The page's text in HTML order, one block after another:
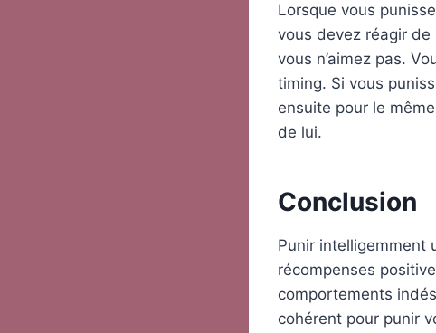
Lorsque vous
vous devez réagir
vous n’aimez pas.
timing. Si vous
ensuite pour le
de lui.
Conclusion
Punir intelligemment
récompenses
comportements
cohérent pour punir